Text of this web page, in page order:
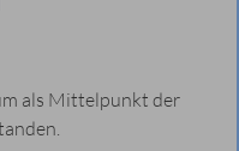
als Mittelpunkt der